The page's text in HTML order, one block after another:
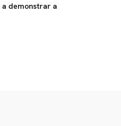
demonstrar a